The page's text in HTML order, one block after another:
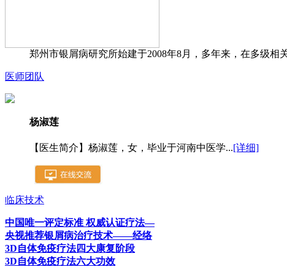
郑州市银屑病研究所始建于2008年8月，多年来，在多级
医师团队
杨淑莲
【医生简介】杨淑莲，女，毕业于河南中医学...[详细]
临床技术
中国唯一评定标准 权威认证疗法—
央视推荐银屑病治疗技术——经络
3D自体免疫疗法四大康复阶段
3D自体免疫疗法六大功效